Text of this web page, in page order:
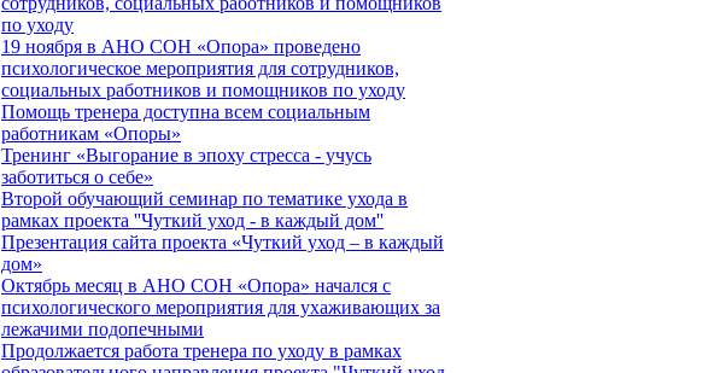
по уходу
19 ноября в АНО СОН «Опора» проведено
психологическое мероприятия для сотрудников,
социальных работников и помощников по уходу
Помощь тренера доступна всем социальным
работникам «Опоры»
Тренинг «Выгорание в эпоху стресса - учусь
заботиться о себе»
Второй обучающий семинар по тематике ухода в
рамках проекта ''Чуткий уход - в каждый дом''
Презентация сайта проекта «Чуткий уход – в каждый
дом»
Октябрь месяц в АНО СОН «Опора» начался с
психологического мероприятия для ухаживающих за
лежачими подопечными
Продолжается работа тренера по уходу в рамках